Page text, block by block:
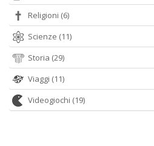
Religioni (6)
Scienze (11)
Storia (29)
Viaggi (11)
Videogiochi (19)